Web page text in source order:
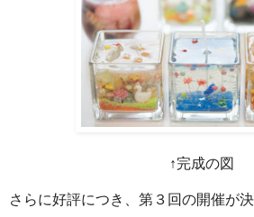
↑完成の図
さらに好評につき、第３回の開催が決